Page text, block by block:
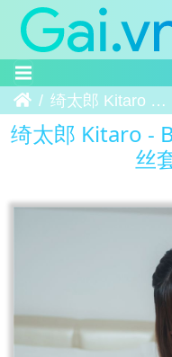
Trang chủ绮太郎 Kitaro - Bạch Ti Trang Phục - 白丝套装 18
绮太郎 Kitaro -
丝